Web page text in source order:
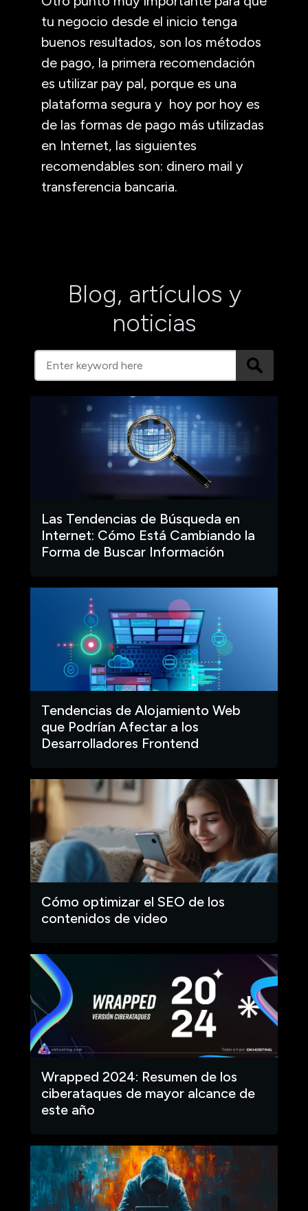
tu negocio desde el inicio tenga
buenos resultados, son los métodos
de pago, la primera recomendación
es utilizar pay pal, porque es una
plataforma segura y hoy por hoy es
de las formas de pago más utilizadas
en Internet, las siguientes
recomendables son: dinero mail y
transferencia bancaria.
Blog, artículos y
noticias
Las Tendencias de Búsqueda en
Internet: Cómo Está Cambiando la
Forma de Buscar Información
Tendencias de Alojamiento Web
que Podrían Afectar a los
Desarrolladores Frontend
Cómo optimizar el SEO de los
contenidos de video
Wrapped 2024: Resumen de los
ciberataques de mayor alcance de
este año